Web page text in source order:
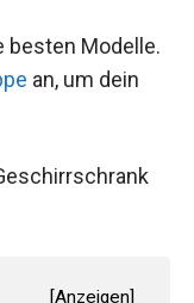
besten Modelle.
an, um dein
[Anzeigen]